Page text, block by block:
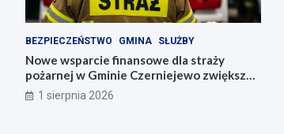
BEZPIECZEŃSTWO GMINA SŁUŻBY
Nowe wsparcie finansowe dla straży
pożarnej w Gminie Czerniejewo zwiększa
bezpieczeństwo mieszkańców
1 sierpnia 2026